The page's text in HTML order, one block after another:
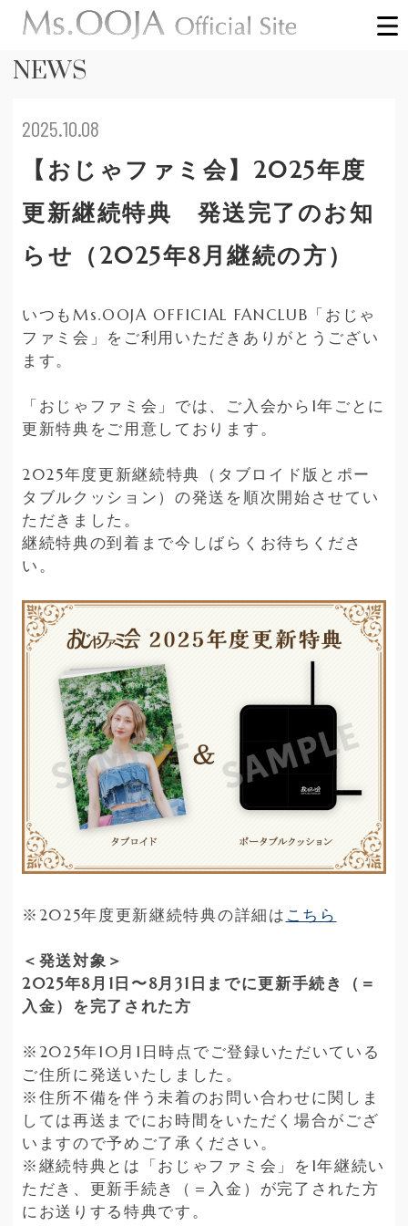
NEWS
2025.10.08
【おじゃファミ会】2025年度
更新継続特典 発送完了のお知
らせ（2025年8月継続の方）
いつもMs.OOJA OFFICIAL FANCLUB「おじゃ
ファミ会」をご利用いただきありがとうござい
ます。
「おじゃファミ会」では、ご入会から1年ごとに
更新特典をご用意しております。
2025年度更新継続特典（タブロイド版とポー
タブルクッション）の発送を順次開始させてい
ただきました。
継続特典の到着まで今しばらくお待ちくださ
い。
※2025年度更新継続特典の詳細は こちら
＜発送対象＞
2025年8月1日〜8月31日までに更新手続き（＝
入金）を完了された方
※2025年10月1日時点でご登録いただいている
ご住所に発送いたしました。
※住所不備を伴う未着のお問い合わせに関しま
しては再送までにお時間をいただく場合がござ
いますので予めご了承ください。
※継続特典とは「おじゃファミ会」を1年継続い
ただき、更新手続き（＝入金）が完了された方
にお送りする特典です。